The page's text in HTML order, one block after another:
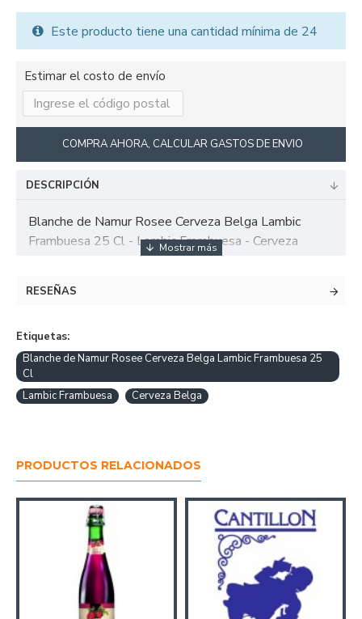
Este producto tiene una cantidad mínima de 24
Estimar el costo de envío
COMPRA AHORA, CALCULAR GASTOS DE ENVIO
DESCRIPCIÓN
Blanche de Namur Rosee Cerveza Belga Lambic
Frambuesa 25 Cl - Lambic Frambuesa - Cerveza
RESEÑAS
Etiquetas:
Blanche de Namur Rosee Cerveza Belga Lambic Frambuesa 25
Cl
Lambic Frambuesa
Cerveza Belga
PRODUCTOS RELACIONADOS